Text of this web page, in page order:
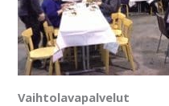
Vaihtolavapalvelut